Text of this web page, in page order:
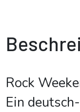
Rock
Ein